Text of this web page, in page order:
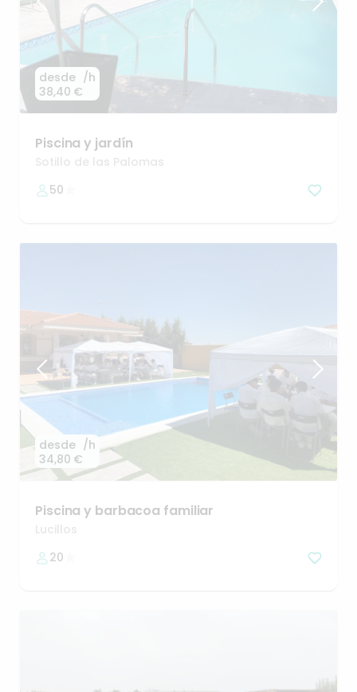
desde
38,40 €
/h
Piscina y jardín
Sotillo de las Palomas
50
desde
34,80 €
/h
Piscina y barbacoa familiar
Lucillos
20